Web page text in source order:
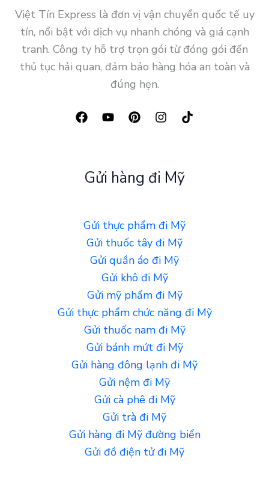
Việt Tín Express là đơn vị vận chuyển quốc tế uy
tín, nổi bật với dịch vụ nhanh chóng và giá cạnh
tranh. Công ty hỗ trợ trọn gói từ đóng gói đến
thủ tục hải quan, đảm bảo hàng hóa an toàn và
đúng hẹn.
Gửi hàng đi Mỹ
Gửi thực phẩm đi Mỹ
Gửi thuốc tây đi Mỹ
Gửi quần áo đi Mỹ
Gửi khô đi Mỹ
Gửi mỹ phẩm đi Mỹ
Gửi thực phẩm chức năng đi Mỹ
Gửi thuốc nam đi Mỹ
Gửi bánh mứt đi Mỹ
Gửi hàng đông lạnh đi Mỹ
Gửi nệm đi Mỹ
Gửi cà phê đi Mỹ
Gửi trà đi Mỹ
Gửi hàng đi Mỹ đường biển
Gửi đồ điện tử đi Mỹ